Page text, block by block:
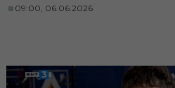
09:00, 06.06.2026